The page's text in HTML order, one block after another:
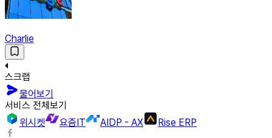
Charlie
스크랩
물어보기
서비스 전체보기
위시켓
요즘IT AIDP - AX Rise ERP